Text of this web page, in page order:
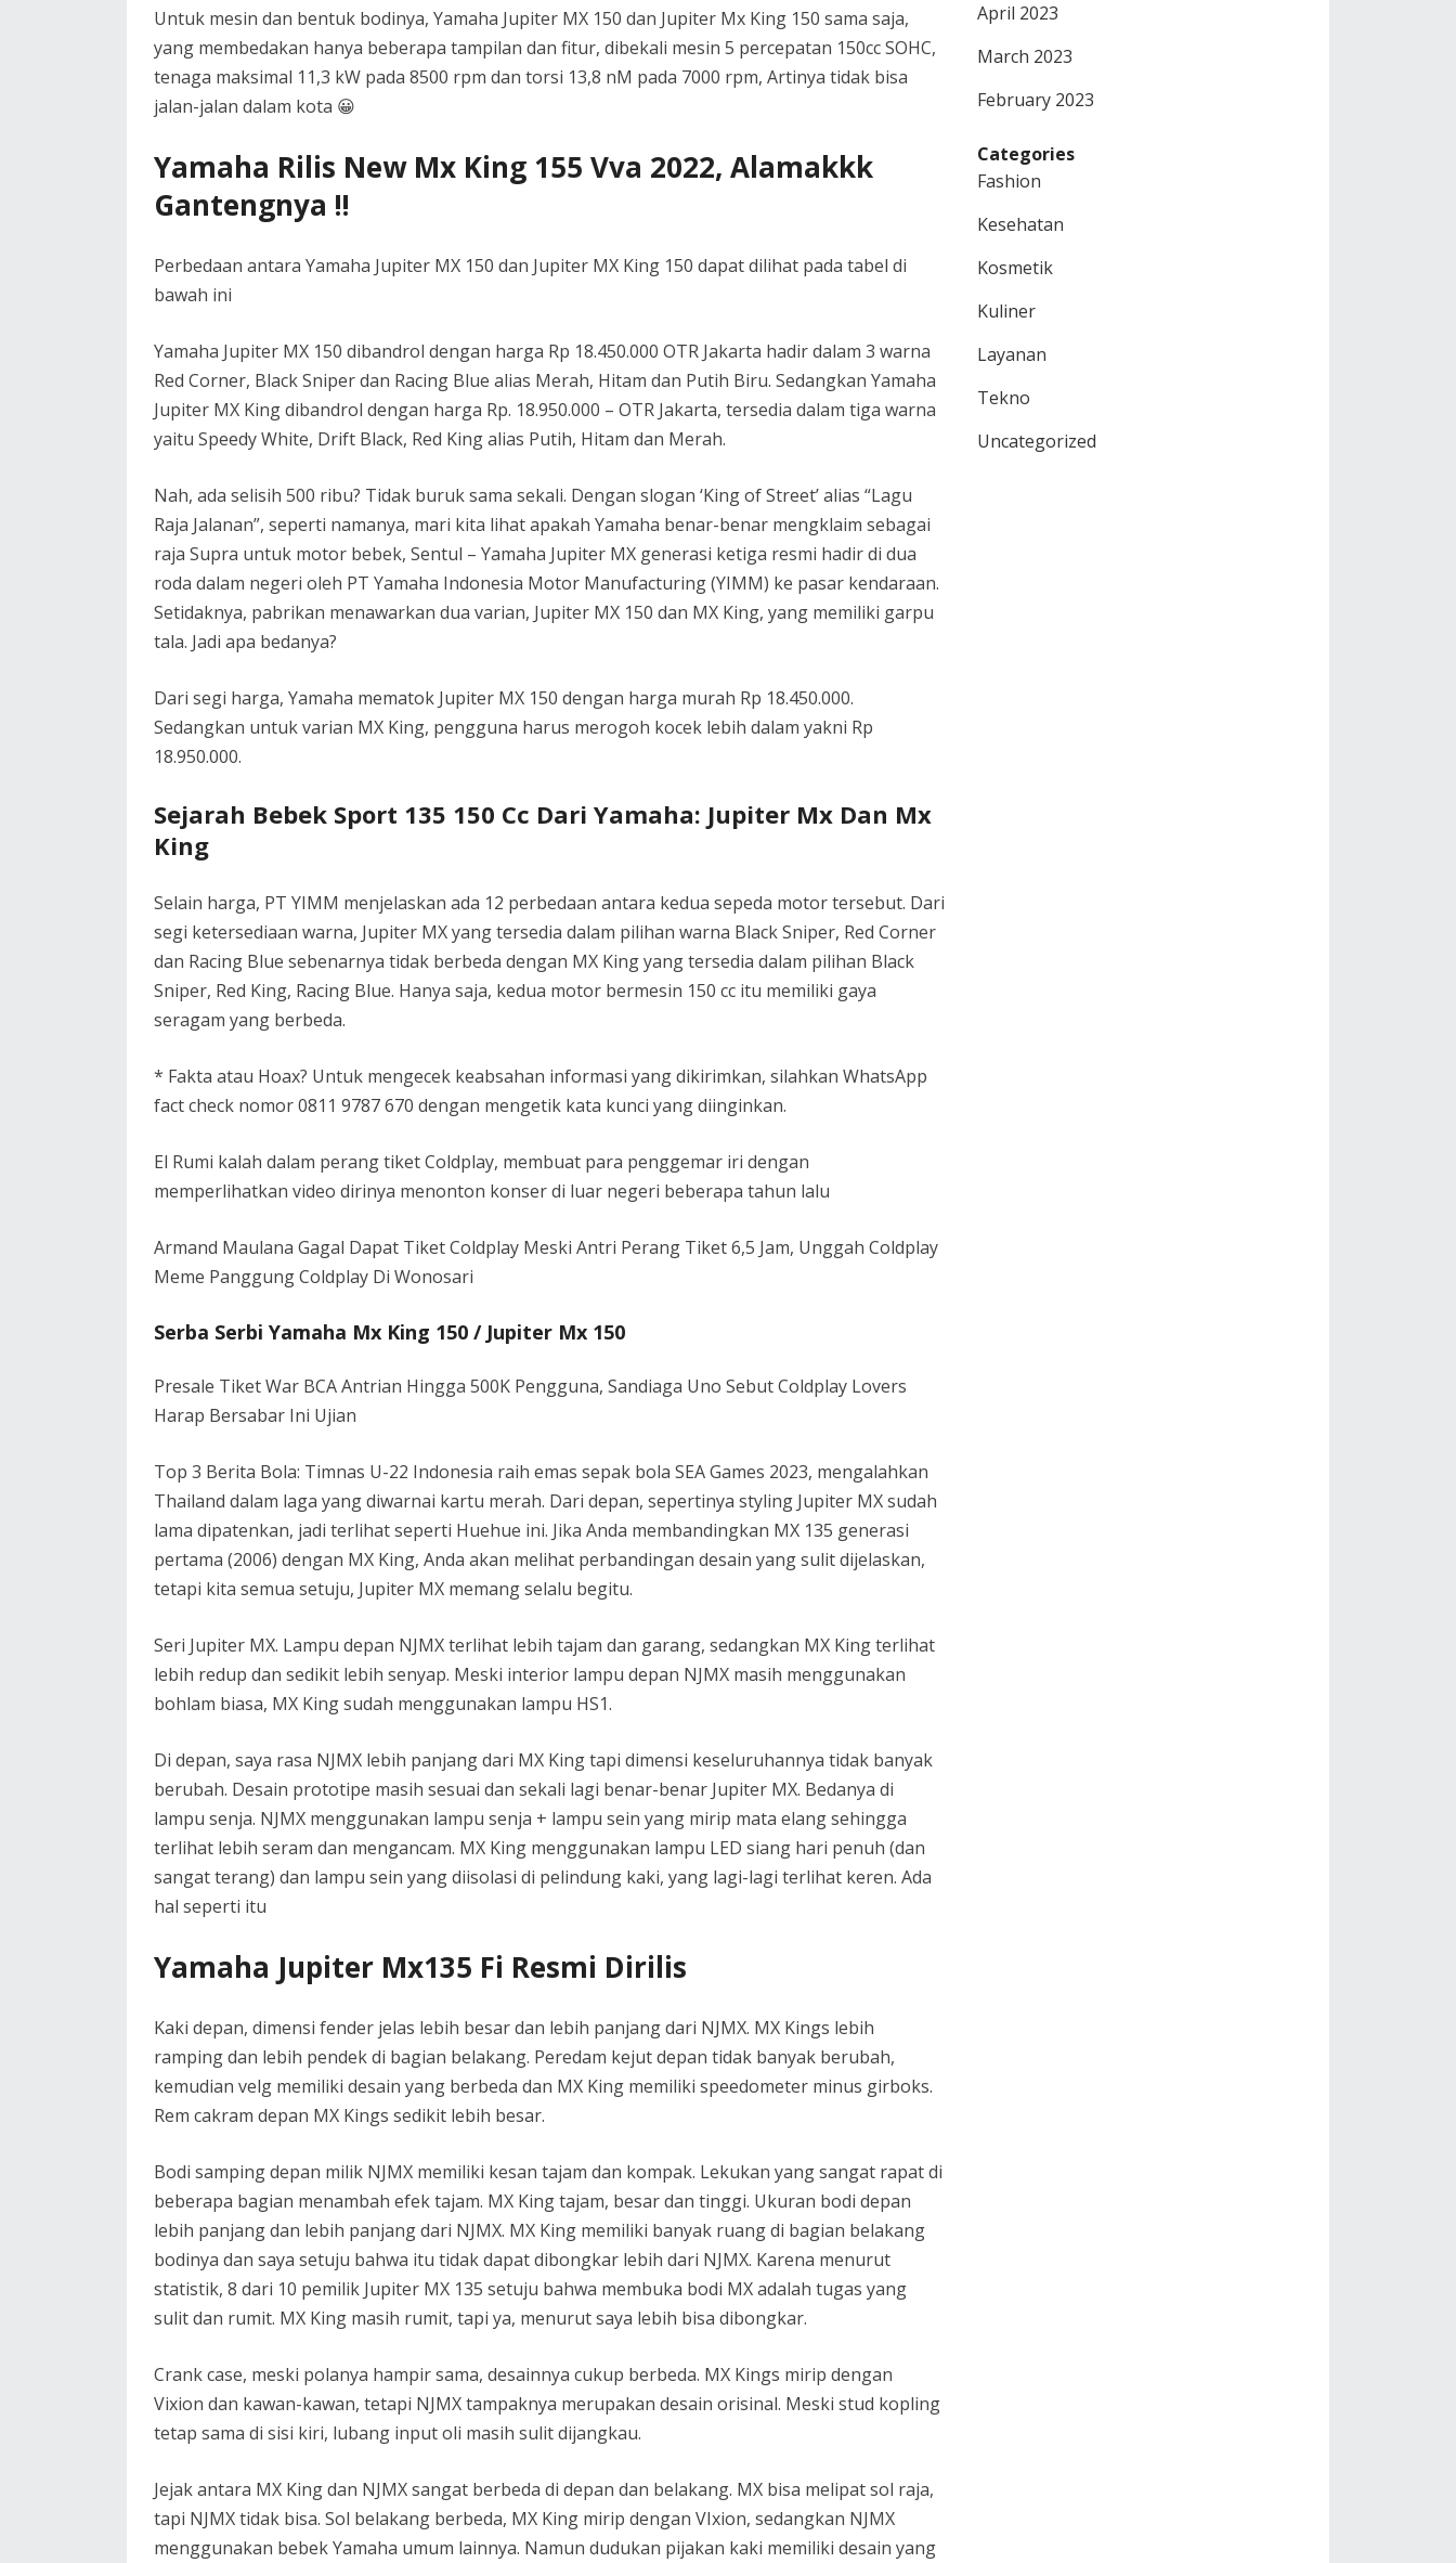
Untuk mesin dan bentuk bodinya, Yamaha Jupiter MX 150 dan Jupiter Mx King 150 sama saja,
yang membedakan hanya beberapa tampilan dan fitur, dibekali mesin 5 percepatan 150cc SOHC,
tenaga maksimal 11,3 kW pada 8500 rpm dan torsi 13,8 nM pada 7000 rpm, Artinya tidak bisa
jalan-jalan dalam kota 😀
Yamaha Rilis New Mx King 155 Vva 2022, Alamakkk
Gantengnya !!
Perbedaan antara Yamaha Jupiter MX 150 dan Jupiter MX King 150 dapat dilihat pada tabel di
bawah ini
Yamaha Jupiter MX 150 dibandrol dengan harga Rp 18.450.000 OTR Jakarta hadir dalam 3 warna
Red Corner, Black Sniper dan Racing Blue alias Merah, Hitam dan Putih Biru. Sedangkan Yamaha
Jupiter MX King dibandrol dengan harga Rp. 18.950.000 – OTR Jakarta, tersedia dalam tiga warna
yaitu Speedy White, Drift Black, Red King alias Putih, Hitam dan Merah.
Nah, ada selisih 500 ribu? Tidak buruk sama sekali. Dengan slogan ‘King of Street’ alias “Lagu
Raja Jalanan”, seperti namanya, mari kita lihat apakah Yamaha benar-benar mengklaim sebagai
raja Supra untuk motor bebek, Sentul – Yamaha Jupiter MX generasi ketiga resmi hadir di dua
roda dalam negeri oleh PT Yamaha Indonesia Motor Manufacturing (YIMM) ke pasar kendaraan.
Setidaknya, pabrikan menawarkan dua varian, Jupiter MX 150 dan MX King, yang memiliki garpu
tala. Jadi apa bedanya?
Dari segi harga, Yamaha mematok Jupiter MX 150 dengan harga murah Rp 18.450.000.
Sedangkan untuk varian MX King, pengguna harus merogoh kocek lebih dalam yakni Rp
18.950.000.
Sejarah Bebek Sport 135 150 Cc Dari Yamaha: Jupiter Mx Dan Mx
King
Selain harga, PT YIMM menjelaskan ada 12 perbedaan antara kedua sepeda motor tersebut. Dari
segi ketersediaan warna, Jupiter MX yang tersedia dalam pilihan warna Black Sniper, Red Corner
dan Racing Blue sebenarnya tidak berbeda dengan MX King yang tersedia dalam pilihan Black
Sniper, Red King, Racing Blue. Hanya saja, kedua motor bermesin 150 cc itu memiliki gaya
seragam yang berbeda.
* Fakta atau Hoax? Untuk mengecek keabsahan informasi yang dikirimkan, silahkan WhatsApp
fact check nomor 0811 9787 670 dengan mengetik kata kunci yang diinginkan.
El Rumi kalah dalam perang tiket Coldplay, membuat para penggemar iri dengan
memperlihatkan video dirinya menonton konser di luar negeri beberapa tahun lalu
Armand Maulana Gagal Dapat Tiket Coldplay Meski Antri Perang Tiket 6,5 Jam, Unggah Coldplay
Meme Panggung Coldplay Di Wonosari
Serba Serbi Yamaha Mx King 150 / Jupiter Mx 150
Presale Tiket War BCA Antrian Hingga 500K Pengguna, Sandiaga Uno Sebut Coldplay Lovers
Harap Bersabar Ini Ujian
Top 3 Berita Bola: Timnas U-22 Indonesia raih emas sepak bola SEA Games 2023, mengalahkan
Thailand dalam laga yang diwarnai kartu merah. Dari depan, sepertinya styling Jupiter MX sudah
lama dipatenkan, jadi terlihat seperti Huehue ini. Jika Anda membandingkan MX 135 generasi
pertama (2006) dengan MX King, Anda akan melihat perbandingan desain yang sulit dijelaskan,
tetapi kita semua setuju, Jupiter MX memang selalu begitu.
Seri Jupiter MX. Lampu depan NJMX terlihat lebih tajam dan garang, sedangkan MX King terlihat
lebih redup dan sedikit lebih senyap. Meski interior lampu depan NJMX masih menggunakan
bohlam biasa, MX King sudah menggunakan lampu HS1.
Di depan, saya rasa NJMX lebih panjang dari MX King tapi dimensi keseluruhannya tidak banyak
berubah. Desain prototipe masih sesuai dan sekali lagi benar-benar Jupiter MX. Bedanya di
lampu senja. NJMX menggunakan lampu senja + lampu sein yang mirip mata elang sehingga
terlihat lebih seram dan mengancam. MX King menggunakan lampu LED siang hari penuh (dan
sangat terang) dan lampu sein yang diisolasi di pelindung kaki, yang lagi-lagi terlihat keren. Ada
hal seperti itu
Yamaha Jupiter Mx135 Fi Resmi Dirilis
Kaki depan, dimensi fender jelas lebih besar dan lebih panjang dari NJMX. MX Kings lebih
ramping dan lebih pendek di bagian belakang. Peredam kejut depan tidak banyak berubah,
kemudian velg memiliki desain yang berbeda dan MX King memiliki speedometer minus girboks.
Rem cakram depan MX Kings sedikit lebih besar.
Bodi samping depan milik NJMX memiliki kesan tajam dan kompak. Lekukan yang sangat rapat di
beberapa bagian menambah efek tajam. MX King tajam, besar dan tinggi. Ukuran bodi depan
lebih panjang dan lebih panjang dari NJMX. MX King memiliki banyak ruang di bagian belakang
bodinya dan saya setuju bahwa itu tidak dapat dibongkar lebih dari NJMX. Karena menurut
statistik, 8 dari 10 pemilik Jupiter MX 135 setuju bahwa membuka bodi MX adalah tugas yang
sulit dan rumit. MX King masih rumit, tapi ya, menurut saya lebih bisa dibongkar.
Crank case, meski polanya hampir sama, desainnya cukup berbeda. MX Kings mirip dengan
Vixion dan kawan-kawan, tetapi NJMX tampaknya merupakan desain orisinal. Meski stud kopling
tetap sama di sisi kiri, lubang input oli masih sulit dijangkau.
Jejak antara MX King dan NJMX sangat berbeda di depan dan belakang. MX bisa melipat sol raja,
tapi NJMX tidak bisa. Sol belakang berbeda, MX King mirip dengan VIxion, sedangkan NJMX
menggunakan bebek Yamaha umum lainnya. Namun dudukan pijakan kaki memiliki desain yang
April 2023
March 2023
February 2023
Categories
Fashion
Kesehatan
Kosmetik
Kuliner
Layanan
Tekno
Uncategorized